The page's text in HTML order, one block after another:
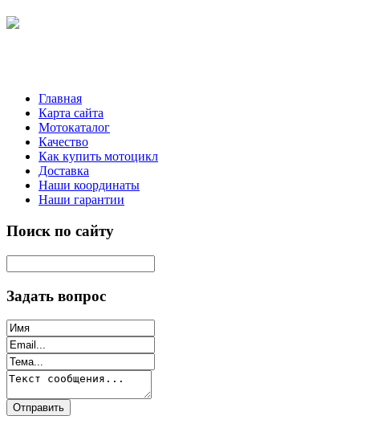
Главная
Карта сайта
Мотокаталог
Качество
Как купить мотоцикл
Доставка
Наши координаты
Наши гарантии
Поиск по сайту
Задать вопрос